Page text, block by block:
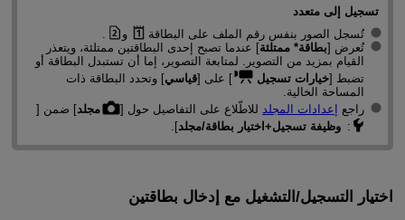
تسجيل إلى متعدد
تُسجل الصور بنفس رقم الملف على البطاقة
و
.
تُعرض [بطاقة* ممتلئة] عندما تصبح إحدى البطاقتين ممتلئة، ويتعذر
القيام بمزيد من التصوير. لمتابعة التصوير، إما أن تستبدل البطاقة أو
تضبط [خيارات تسجيل ] على [قياسي] وتحدد البطاقة ذات
المساحة الخالية.
راجع
إعدادات المجلدللاطّلاع على التفاصيل حول [ مجلد] ضمن [
: وظيفة تسجيل+اختيار بطاقة/مجلد].
اختيار التسجيل/التشغيل مع إدخال بطاقتين